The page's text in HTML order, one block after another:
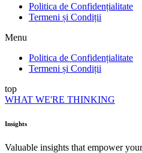
Politica de Confidențialitate
Termeni și Condiții
Menu
Politica de Confidențialitate
Termeni și Condiții
top
WHAT WE'RE THINKING
Insights
Valuable insights that empower